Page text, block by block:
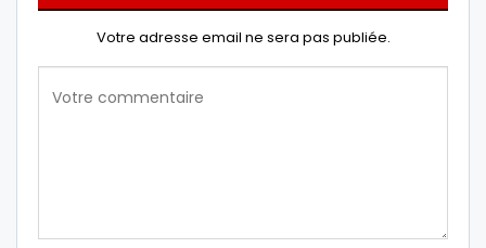
Votre adresse email ne sera pas publiée.